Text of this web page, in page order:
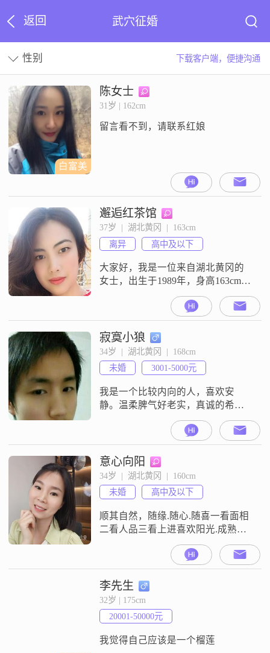
返回 武穴征婚
性别 下载客户端，便捷沟通
白富美
陈女士
31岁 | 162cm
留言看不到，请联系红娘
邂逅红茶馆
37岁  |  湖北黄冈  |  163cm
离异
高中及以下
大家好，我是一位来自湖北黄冈的
女士，出生于1989年，身高163cm。
目前，我在黄冈有一份稳定的工
作，月收入在3001到5000元之间。
虽然我的学历是高中及以下，但我
一直保持着学习的热情，努力在生
活中不断进步。我性格独立自信，
热爱生活，总是以积极的态度面对
每一天。我相信，生活中的每一个
小确幸都值得我们去珍惜和感恩。
善解
寂寞小狼
34岁  |  湖北黄冈  |  168cm
未婚
3001-5000元
我是一个比较内向的人，喜欢安
静。温柔脾气好老实，真诚的希望
在这里找到另一半。真的不小了，
武穴市的优先，外地的就不考虑
了。我没谈过恋爱，希望能在这里
找到恋爱到结婚，感觉好遥远啊！
意心向阳
34岁  |  湖北黄冈  |  160cm
未婚
高中及以下
顺其自然，随缘.随心.随喜一看面相
二看人品三看上进喜欢阳光.成熟稳
李先生
32岁 | 175cm
20001-50000元
我觉得自己应该是一个榴莲